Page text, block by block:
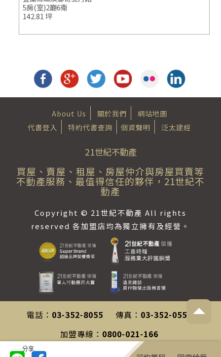
5房(室)2廳6衛
142.81 坪
分享
About Us 關於我們
網站地圖
代書登入
特約代書查詢 個資聲明 泛太建經
21世紀不動產
買屋、賣屋、租屋、房屋仲介與房屋買賣等
不動產服務、最值得信任的夥伴，21世紀不
動產
Copyright © 21世紀不動產 All rights
reserved 各加盟店均為獨立擁有及經營。
電話： 03-352-8055 傳真： 03-352-0558
加盟專線： 0800-021-166
0800-212-196